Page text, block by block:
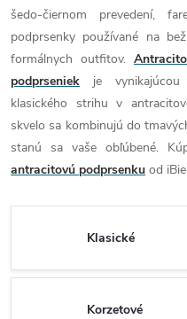
šedo-čiernom prevedení,
podprsenky používané na
formálnych outfitov.
podprseniek je
klasického strihu v
skvelo sa kombinujú do
stanú sa vaše obľúbené.
antracitovú podprsenku od
Klasické
Korzetové